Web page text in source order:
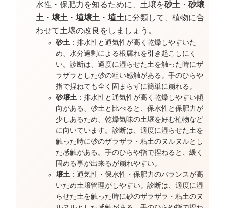
水性・保肥力を知るために、土壌を砂土 ・砂壌
土 ・壌土 ・埴壌土 ・埴土に分類して、植物に合
わせて土壌の改良をしましょう。
砂土 ：排水性と通気性が高く乾燥しやすいた
め、水分過剰による根腐れを引き起こしにく
い。診断は、適度に湿らせた土を触った時にザ
ラザラとした砂の粗い感触がある。手のひらや
指で捏ねても全く固まらずに簡単に崩れる。
砂壌土 ：排水性と通気性が高く乾燥しやすい傾
向がある、砂土と比べると、保水性と保肥力が
少しあるため、乾燥気味の土壌を好む植物など
に向いています。診断は、適度に湿らせた土を
触った時に砂のザラザラ・粘土のヌルヌルとし
た感触がある。手のひらや指で捏ねると、緩く
固める事が出来るが崩れやすい。
壌土 ：通気性・保水性・保肥力のバランスが高
いため土壌管理がしやすい。診断は、適度に湿
らせた土を触った時に砂のザラザラ・粘土のヌ